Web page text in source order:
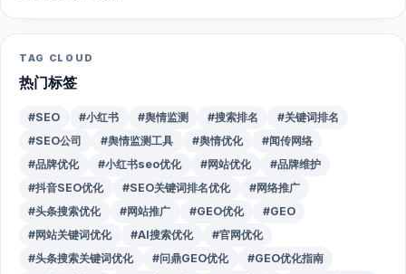
TAG CLOUD
热门标签
#SEO #小红书 #舆情监测 #搜索排名
#关键词排名
#SEO公司
#舆情监测工具 #舆情优化
#闻传网络
#品牌优化
#小红书seo优化 #网站优化
#品牌维护
#抖音SEO优化
#SEO关键词排名优化
#网络推广
#头条搜索优化
#网站推广 #GEO优化
#GEO
#网站关键词优化
#AI搜索优化
#官网优化
#头条搜索关键词优化
#问鼎GEO优化
#GEO优化指南